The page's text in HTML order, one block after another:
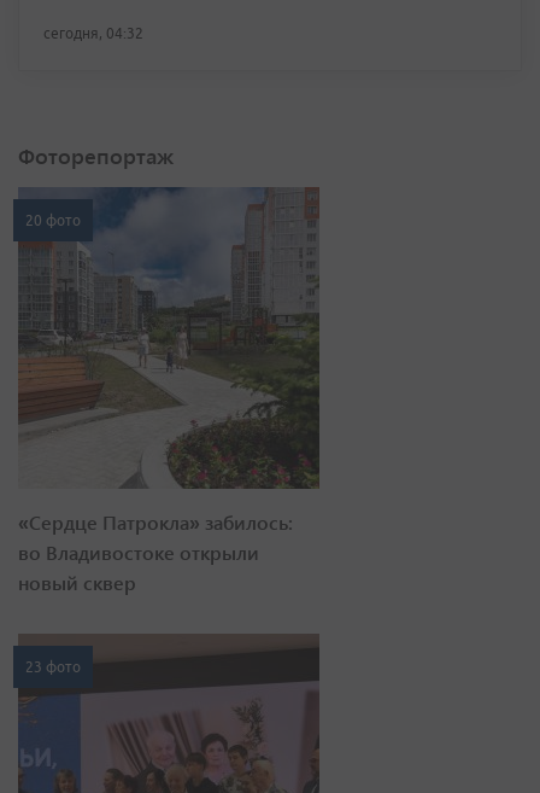
сегодня, 04:32
Фоторепортаж
20 фото
«Сердце Патрокла» забилось:
во Владивостоке открыли
новый сквер
23 фото